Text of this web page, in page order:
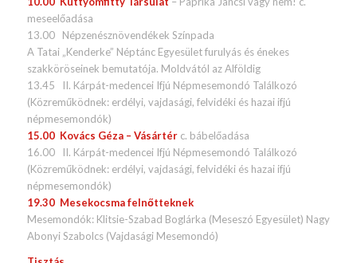
meseelőadása
13.00 Népzenésznövendékek Színpada
A Tatai „Kenderke” Néptánc Egyesület furulyás és énekes
szakköröseinek bemutatója. Moldvától az Alföldig
13.45 II. Kárpát-medencei Ifjú Népmesemondó Találkozó
(Közreműködnek: erdélyi, vajdasági, felvidéki és hazai ifjú
népmesemondók)
15.00 Kovács Géza – Vásártérc. bábelőadása
16.00 II. Kárpát-medencei Ifjú Népmesemondó Találkozó
(Közreműködnek: erdélyi, vajdasági, felvidéki és hazai ifjú
népmesemondók)
19.30 Mesekocsma felnőtteknek
Mesemondók: Klitsie-Szabad Boglárka (Meseszó Egyesület) Nagy
Abonyi Szabolcs (Vajdasági Mesemondó)